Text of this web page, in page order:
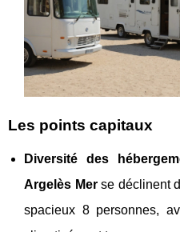
Les points capitaux
Diversité des
Argelès Merse déclinent
spacieux 8 personnes,